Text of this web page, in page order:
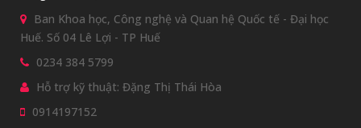
Ban Khoa học, Công nghệ và Quan hệ Quốc tế - Đại học
Huế. Số 04 Lê Lợi - TP Huế
0234 384 5799
Hỗ trợ kỹ thuật: Đặng Thị Thái Hòa
0914197152